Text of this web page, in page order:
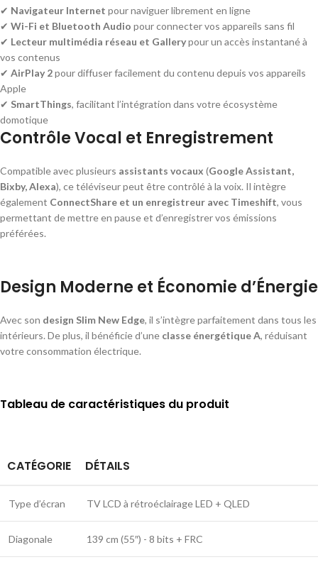
✔ Navigateur Internet pour naviguer librement en ligne
✔ Wi-Fi et Bluetooth Audio pour connecter vos appareils sans fil
✔ Lecteur multimédia réseau et Gallerypour un accès instantané à
vos contenus
✔ AirPlay 2pour diffuser facilement du contenu depuis vos appareils
Apple
✔ SmartThings, facilitant l’intégration dans votre écosystème
domotique
Contrôle Vocal et Enregistrement
Compatible avec plusieurs assistants vocaux (Google Assistant,
Bixby, Alexa), ce téléviseur peut être contrôlé à la voix. Il intègre
également ConnectShare et un enregistreur avec Timeshift, vous
permettant de mettre en pause et d’enregistrer vos émissions
préférées.
Design Moderne et Économie d’Énergie
Avec son design Slim New Edge, il s’intègre parfaitement dans tous les
intérieurs. De plus, il bénéficie d’une classe énergétique A, réduisant
votre consommation électrique.
Tableau de caractéristiques du produit
CATÉGORIE DÉTAILS
Type d’écran TV LCD à rétroéclairage LED + QLED
Diagonale 139 cm (55″) - 8 bits + FRC